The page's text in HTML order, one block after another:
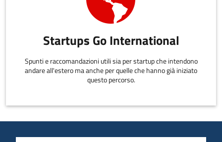
Startups Go International
Spunti e raccomandazioni utili sia per startup che intendono
andare all'estero ma anche per quelle che hanno già iniziato
questo percorso.